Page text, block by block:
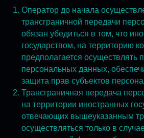
Оператор до начала
трансграничной передачи
обязан убедиться в том, что
государством, на территорию
предполагается осуществлять
персональных данных,
защита прав субъектов
Трансграничная передача
на территории иностранных
отвечающих вышеуказанным
осуществляться только в